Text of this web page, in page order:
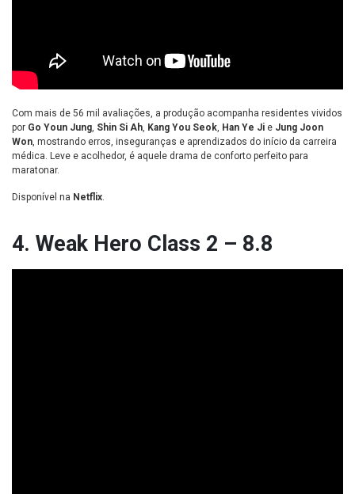
Com mais de 56 mil avaliações, a produção acompanha residentes vividos
por Go Youn Jung, Shin Si Ah, Kang You Seok, Han Ye Ji e Jung Joon
Won, mostrando erros, inseguranças e aprendizados do início da carreira
médica. Leve e acolhedor, é aquele drama de conforto perfeito para
maratonar.
Disponível na Netflix.
4. Weak Hero Class 2 – 8.8